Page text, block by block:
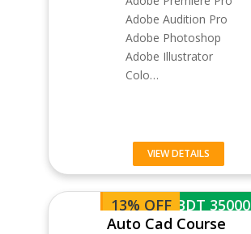
Adobe Audition Pro
Adobe Photoshop
Adobe Illustrator
Colo…
VIEW DETAILS
BDT 35000
13% OFF
Auto Cad Course